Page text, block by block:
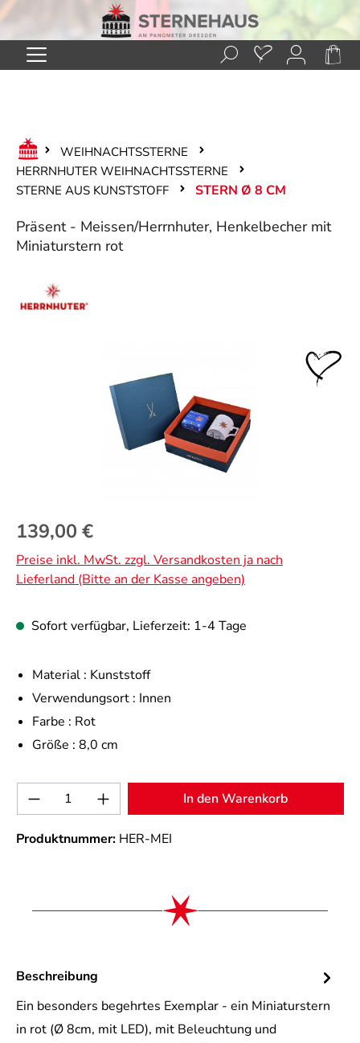
Zum Hauptinhalt springen
WEIHNACHTSSTERNE
HERRNHUTER WEIHNACHTSSTERNE
STERNE AUS KUNSTSTOFF
STERN Ø 8 CM
Präsent - Meissen/Herrnhuter, Henkelbecher mit
Miniaturstern rot
Regulärer Preis:
139,00 €
Preise inkl. MwSt. zzgl. Versandkosten ja nach
Lieferland (Bitte an der Kasse angeben)
Sofort verfügbar, Lieferzeit: 1-4 Tage
Material : Kunststoff
Verwendungsort : Innen
Farbe : Rot
Größe : 8,0 cm
Produkt Anzahl: Gib den gewünschten
In den Warenkorb
Produktnummer: HER-MEI
Beschreibung
Ein besonders begehrtes Exemplar - ein Miniaturstern
in rot (Ø 8cm, mit LED), mit Beleuchtung und